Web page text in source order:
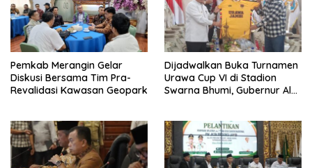
Pemkab Merangin Gelar
Diskusi Bersama Tim Pra-
Revalidasi Kawasan Geopark
Dijadwalkan Buka Turnamen
Urawa Cup VI di Stadion
Swarna Bhumi, Gubernur Al